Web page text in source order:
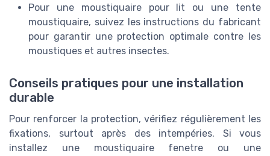
Pour une moustiquaire pour lit ou une tente
moustiquaire, suivez les instructions du fabricant
pour garantir une protection optimale contre les
moustiques et autres insectes.
Conseils pratiques pour une installation
durable
Pour renforcer la protection, vérifiez régulièrement les
fixations, surtout après des intempéries. Si vous
installez une moustiquaire fenetre ou une